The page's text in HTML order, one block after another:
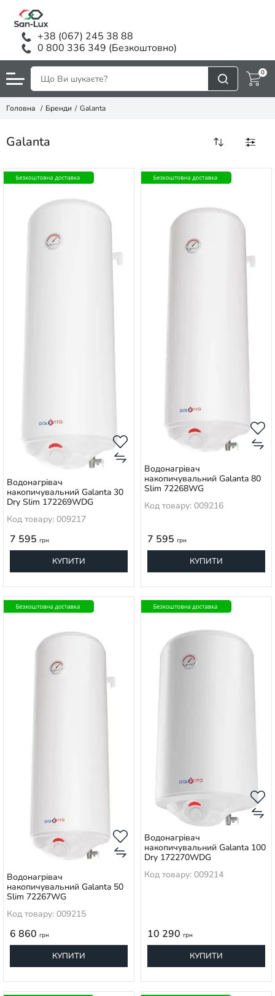
+38 (067) 245 38 88
0 800 336 349 (Безкоштовно)
0
Головна Бренди Galanta
Galanta
Водонагрівач
накопичувальний Galanta 30
Dry Slim 172269WDG
Код товару: 009217
7 595 грн
КУПИТИ
Водонагрівач
накопичувальний Galanta 80
Slim 72268WG
Код товару: 009216
7 595 грн
КУПИТИ
Водонагрівач
накопичувальний Galanta 50
Slim 72267WG
Код товару: 009215
6 860 грн
КУПИТИ
Водонагрівач
накопичувальний Galanta 100
Dry 172270WDG
Код товару: 009214
10 290 грн
КУПИТИ